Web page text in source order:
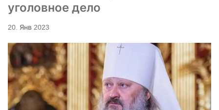
уголовное дело
20. Янв 2023